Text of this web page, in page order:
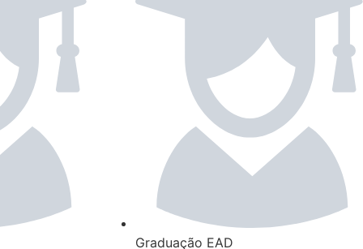
Graduação EAD